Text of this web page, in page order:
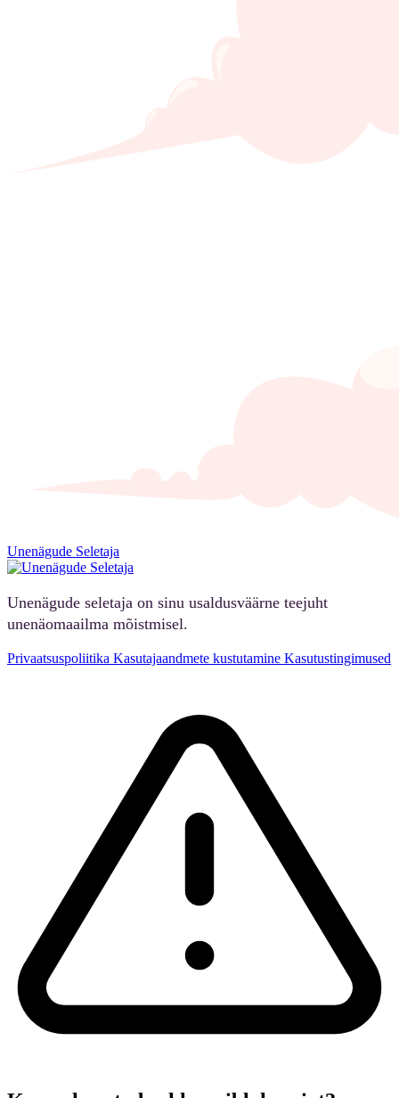
Unenägude Seletaja
Unenägude seletaja on sinu usaldusväärne teejuht
unenäomaailma mõistmisel.
Privaatsuspoliitika Kasutajaandmete kustutamine Kasutustingimused